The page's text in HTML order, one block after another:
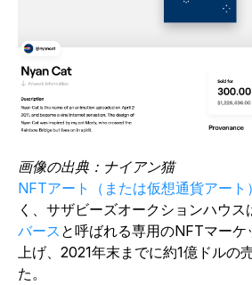
画像の出典：ナイアン猫
NFTアート（または仮想通貨アート）
く、サザビーズオークションハウス
バース と呼ばれる専用のNFTマーケ
上げ、2021年末までに約1億ドルの
た。